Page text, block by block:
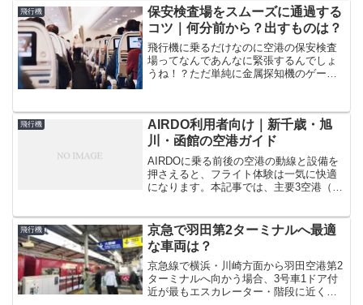
JGC未加入の注意点や、ANA SFCとの比
較も交えて、JAL上級会員特典の価値を
最大化する方法を具体例付きで紹介。修
行後の旅がもっと快適に、もっと価値あ
るものになる保存版ガイド。
飛行機
保安検査場をスムーズに通過する
コツ｜何分前から？出すものは？
飛行機に乗るだけなのに空港の保安検査
場ってなんであんなに緊張するんでしょ
うね！？ただ単純に金属探知機のゲート
する～。いろいろ荷物を出したりしない
とダメですし、面倒ですよ...
飛行機
AIRDO利用者向け｜新千歳・旭
川・函館の空港ガイド
AIRDOに乗る前後の空港の動線と設備を
押さえると、フライト体験は一気に快適
になります。本記事では、主要3空港（新
湯・給水、空港アクセスをスマホで見や
すく整理。座席戦略は...
飛行機
京急で羽田第2ターミナルへ最適
な車両は？
京急線で横浜・川崎方面から羽田空港第2
ターミナルへ向かう場合、3号車1ドア付
近が最もエスカレーター・階段に近く便